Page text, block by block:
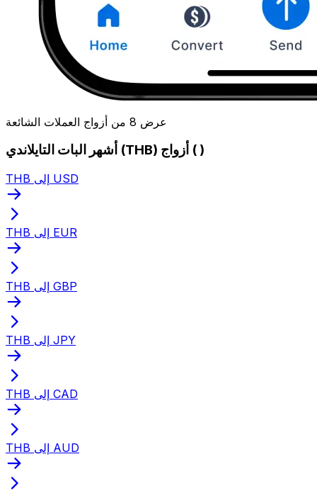
عرض 8 من أزواج العملات الشائعة
أشهر البات التايلاندي (THB) أزواج ( )
THB إلى USD
THB إلى EUR
THB إلى GBP
THB إلى JPY
THB إلى CAD
THB إلى AUD